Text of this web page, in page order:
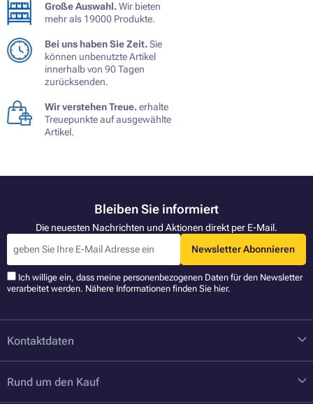
Große Auswahl.Wir bieten
mehr als 19000 Produkte.
Bei uns haben Sie Zeit.Sie
können unbenutzte Artikel
innerhalb von 90 Tagen
zurücksenden.
Wir verstehen Treue.erhalte
Treuepunkte auf ausgewählte
Artikel.
Bleiben Sie informiert
Die neuesten Nachrichten und Aktionen direkt per E-Mail.
Newsletter Abonnieren
Ich willige ein, dass meine personenbezogenen Daten für den Newsletter
verarbeitet werden. Nähere Informationen finden Sie hier.
Kontaktdaten
Rund um den Kauf